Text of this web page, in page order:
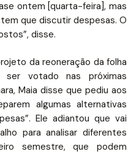
ontem [quarta-feira], mas
que discutir despesas. O
disse.
da reoneração da folha
votado nas próximas
Maia disse que pediu aos
algumas alternativas
Ele adiantou que vai
para analisar diferentes
semestre, que podem